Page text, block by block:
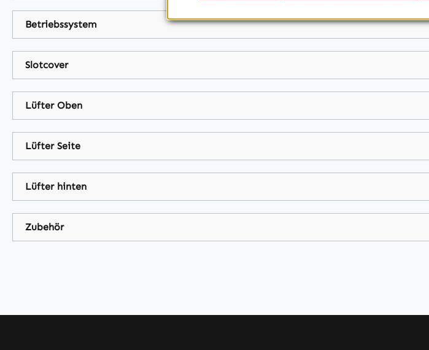
Betriebssystem
Slotcover
Lüfter Oben
Lüfter Seite
Lüfter hinten
Zubehör